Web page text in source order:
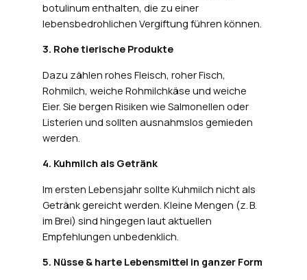
botulinum enthalten, die zu einer
lebensbedrohlichen Vergiftung führen können.
3. Rohe tierische Produkte
Dazu zählen rohes Fleisch, roher Fisch,
Rohmilch, weiche Rohmilchkäse und weiche
Eier. Sie bergen Risiken wie Salmonellen oder
Listerien und sollten ausnahmslos gemieden
werden.
4. Kuhmilch als Getränk
Im ersten Lebensjahr sollte Kuhmilch nicht als
Getränk gereicht werden. Kleine Mengen (z. B.
im Brei) sind hingegen laut aktuellen
Empfehlungen unbedenklich.
5. Nüsse & harte Lebensmittel in ganzer Form